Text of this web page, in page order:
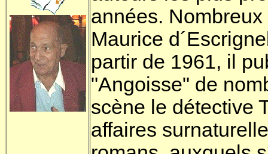
années.
Maurice
partir de 1961, il
"Angoisse" de
scène le détective
affaires